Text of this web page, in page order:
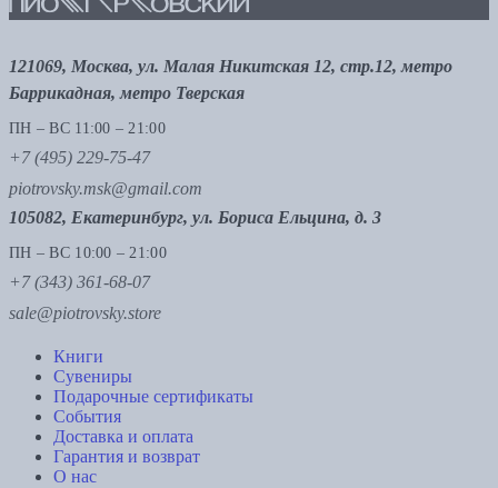
121069, Москва, ул. Малая Никитская 12, стр.12, метро
Баррикадная, метро Тверская
ПН – ВС 11:00 – 21:00
+7 (495) 229-75-47
piotrovsky.msk@gmail.com
105082, Екатеринбург, ул. Бориса Ельцина, д. 3
ПН – ВС 10:00 – 21:00
+7 (343) 361-68-07
sale@piotrovsky.store
Книги
Сувениры
Подарочные сертификаты
События
Доставка и оплата
Гарантия и возврат
О нас